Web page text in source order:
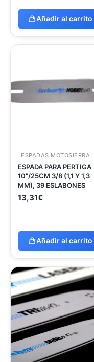
Añadir al carrito
ESPADAS MOTOSIERRA
ESPADA PARA PERTIGA
10"/25CM 3/8 (1,1 Y 1,3
MM), 39 ESLABONES
13,31€
Añadir al carrito